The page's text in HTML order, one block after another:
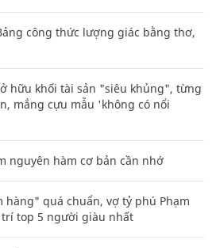
công thức lượng giác bằng thơ,
hữu khối tài sản "siêu khủng", từng
mắng cựu mẫu 'không có nổi
nguyên hàm cơ bản cần nhớ
hàng" quá chuẩn, vợ tỷ phú Phạm
top 5 người giàu nhất